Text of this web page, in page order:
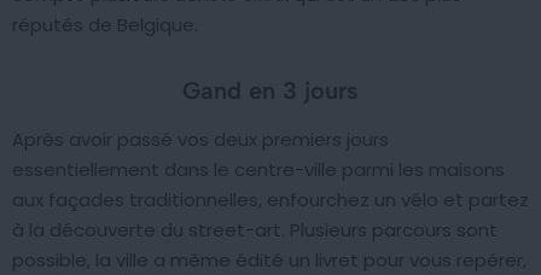
réputés de Belgique.
Gand en 3 jours
Après avoir passé vos deux premiers jours
essentiellement dans le centre-ville parmi les maisons
aux façades traditionnelles, enfourchez un vélo et partez
à la découverte du street-art. Plusieurs parcours sont
possible, la ville a même édité un livret pour vous repérer,